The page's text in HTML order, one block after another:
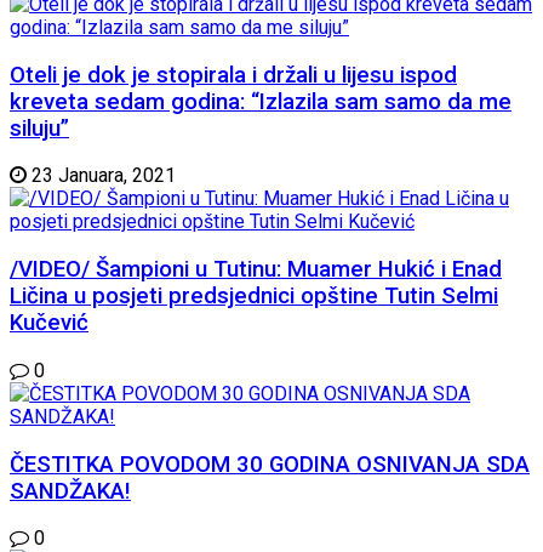
Oteli je dok je stopirala i držali u lijesu ispod
kreveta sedam godina: “Izlazila sam samo da me
siluju”
23 Januara, 2021
/VIDEO/ Šampioni u Tutinu: Muamer Hukić i Enad
Ličina u posjeti predsjednici opštine Tutin Selmi
Kučević
0
ČESTITKA POVODOM 30 GODINA OSNIVANJA SDA
SANDŽAKA!
0